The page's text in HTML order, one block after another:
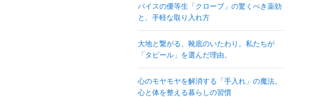
パイスの優等生「クローブ」の驚くべき薬効
と、手軽な取り入れ方
大地と繋がる、靴底のいたわり。私たちが
「タピール」を選んだ理由。
心のモヤモヤを解消する「手入れ」の魔法。
心と体を整える暮らしの習慣